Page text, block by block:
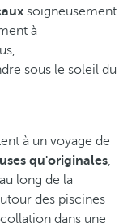
soigneusement
à
sous le soleil du
à un voyage de
qu'originales,
long de la
des piscines
dans une